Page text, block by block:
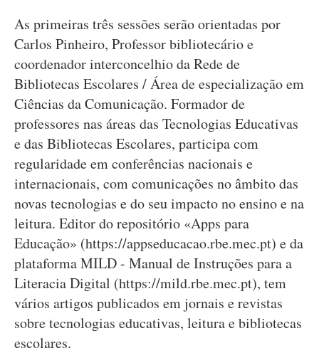
As primeiras três sessões serão orientadas por
Carlos Pinheiro, Professor bibliotecário e
coordenador interconcelhio da Rede de
Bibliotecas Escolares / Área de especialização em
Ciências da Comunicação. Formador de
professores nas áreas das Tecnologias Educativas
e das Bibliotecas Escolares, participa com
regularidade em conferências nacionais e
internacionais, com comunicações no âmbito das
novas tecnologias e do seu impacto no ensino e na
leitura. Editor do repositório «Apps para
Educação» (https://appseducacao.rbe.mec.pt) e da
plataforma MILD - Manual de Instruções para a
Literacia Digital (https://mild.rbe.mec.pt), tem
vários artigos publicados em jornais e revistas
sobre tecnologias educativas, leitura e bibliotecas
escolares.